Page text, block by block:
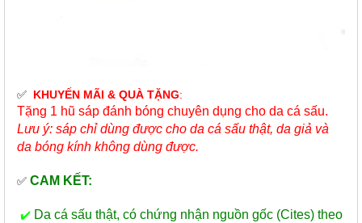
✅ KHUYẾN MÃI & QUÀ TẶNG:
Tặng 1 hũ sáp đánh bóng chuyên dụng cho da cá sấu.
Lưu ý: sáp chỉ dùng được cho da cá sấu thật, da giả và
da bóng kính không dùng được.
✅ CAM KẾT:
✔️ Da cá sấu thật, có chứng nhận nguồn gốc (Cites) theo